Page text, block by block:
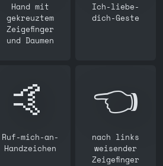
Hand mit
gekreuztem
Zeigefinger
und Daumen
Ich-liebe-
dich-Geste
🤙
Ruf-mich-an-
Handzeichen
👈️
nach links
weisender
Zeigefinger